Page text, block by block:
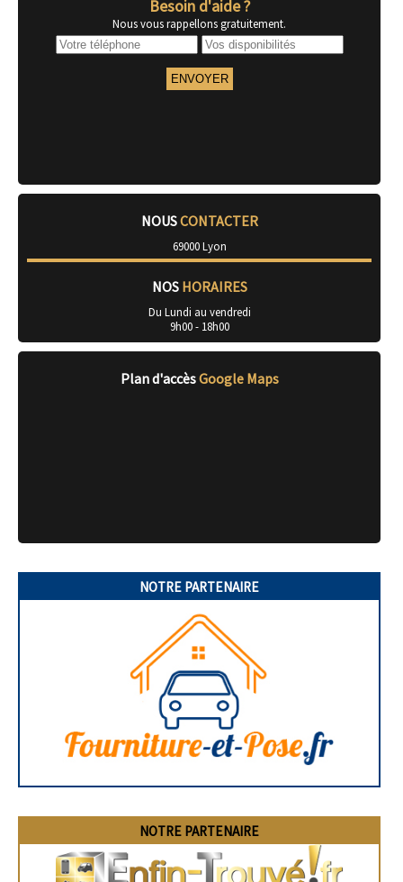
Besoin d'aide ?
Nous vous rappellons gratuitement.
NOUSCONTACTER
69000 Lyon
NOS HORAIRES
Du Lundi au vendredi
9h00 - 18h00
Plan d'accèsGoogle Maps
NOTRE PARTENAIRE
NOTRE PARTENAIRE